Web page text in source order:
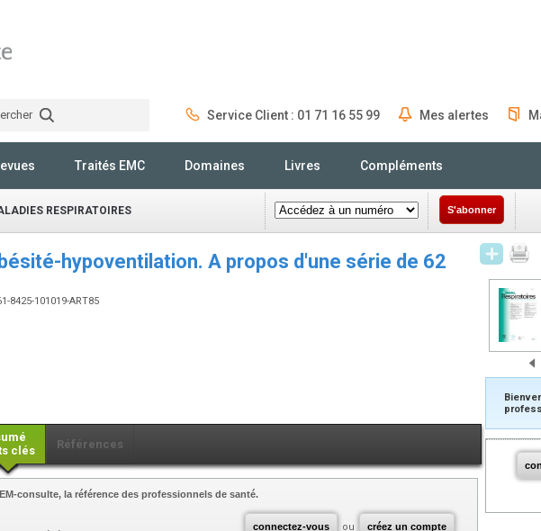
Service Client : 01 71 16 55 99 Mes alertes
Traités EMC Domaines Livres Compléments
RESPIRATOIRES S'abonner
hypoventilation. A propos d'une série de 62
8425-101019-ART85
clés
Références
connectez-vous ou créez un compte
consulte, la référence des professionnels de santé.